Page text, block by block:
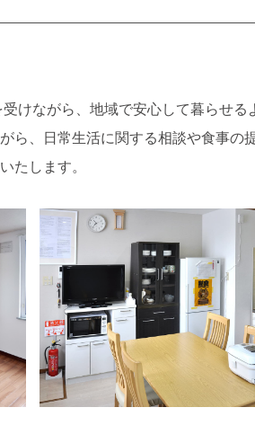
けながら、地域で安心して暮らせる
ら、日常生活に関する相談や食事の
たします。